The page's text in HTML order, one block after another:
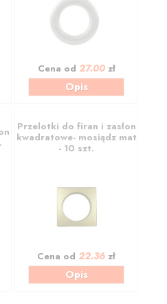
Cena od 27.00zł
Opis
Przelotki do firan i zasłon
kwadratowe- mosiądz mat
- 10 szt.
Cena od 22.36 zł
Opis